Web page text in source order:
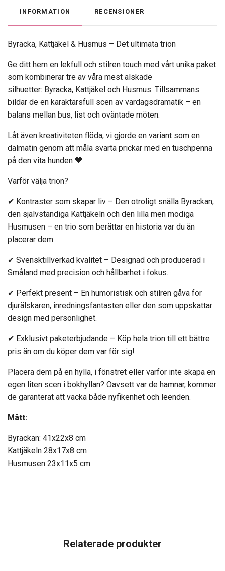
INFORMATION RECENSIONER
Byracka, Kattjäkel & Husmus – Det ultimata trion
Ge ditt hem en lekfull och stilren touch med vårt unika paket
som kombinerar tre av våra mest älskade
silhuetter: Byracka, Kattjäkel och Husmus. Tillsammans
bildar de en karaktärsfull scen av vardagsdramatik – en
balans mellan bus, list och oväntade möten.
Låt även kreativiteten flöda, vi gjorde en variant som en
dalmatin genom att måla svarta prickar med en tuschpenna
på den vita hunden 🖤
Varför välja trion?
✔ Kontraster som skapar liv – Den otroligt snälla Byrackan,
den självständiga Kattjäkeln och den lilla men modiga
Husmusen – en trio som berättar en historia var du än
placerar dem.
✔ Svensktillverkad kvalitet – Designad och producerad i
Småland med precision och hållbarhet i fokus.
✔ Perfekt present – En humoristisk och stilren gåva för
djurälskaren, inredningsfantasten eller den som uppskattar
design med personlighet.
✔ Exklusivt paketerbjudande – Köp hela trion till ett bättre
pris än om du köper dem var för sig!
Placera dem på en hylla, i fönstret eller varför inte skapa en
egen liten scen i bokhyllan? Oavsett var de hamnar, kommer
de garanterat att väcka både nyfikenhet och leenden.
Mått:
Byrackan: 41x22x8 cm
Kattjäkeln 28x17x8 cm
Husmusen 23x11x5 cm